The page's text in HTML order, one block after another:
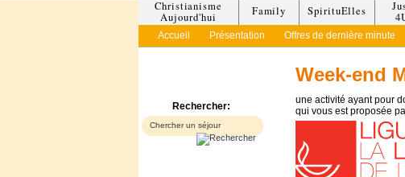
Christianisme
Aujourd'hui
Family SpirituElles
Accueil Présentation Offres de dernière minute
Rechercher:
Week-end
une activité ayant pour
qui vous est proposée